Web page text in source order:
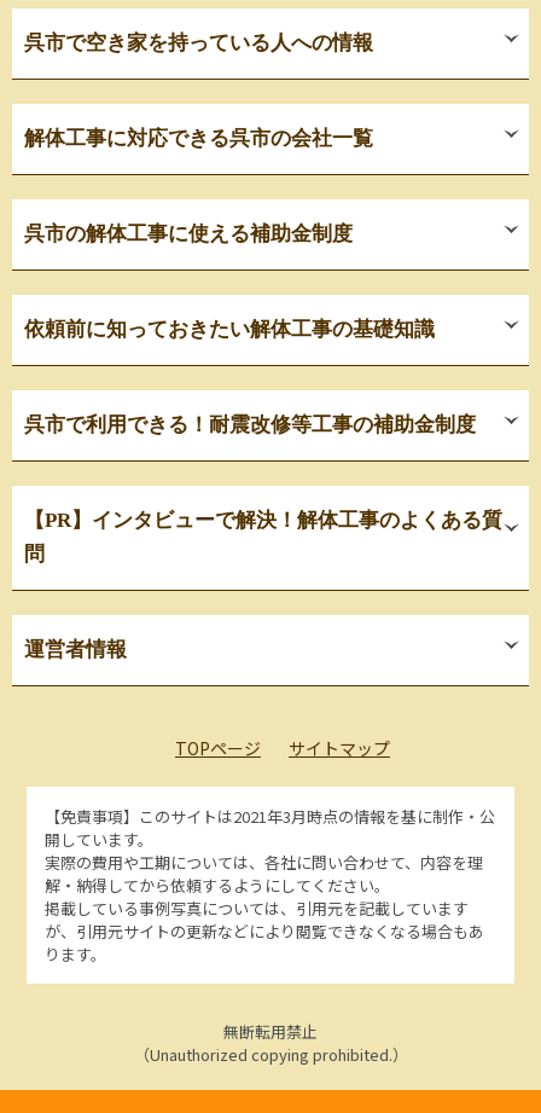
呉市で空き家を持っている人への情報
解体工事に対応できる呉市の会社一覧
呉市の解体工事に使える補助金制度
依頼前に知っておきたい解体工事の基礎知識
呉市で利用できる！耐震改修等工事の補助金制度
【PR】インタビューで解決！解体工事のよくある質
問
運営者情報
TOPページ サイトマップ
【免責事項】 このサイトは2021年3月時点の情報を基に制作・公
開しています。
実際の費用や工期については、各社に問い合わせて、内容を理
解・納得してから依頼するようにしてください。
掲載している事例写真については、引用元を記載しています
が、引用元サイトの更新などにより閲覧できなくなる場合もあ
ります。
無断転用禁止
（Unauthorized copying prohibited.）